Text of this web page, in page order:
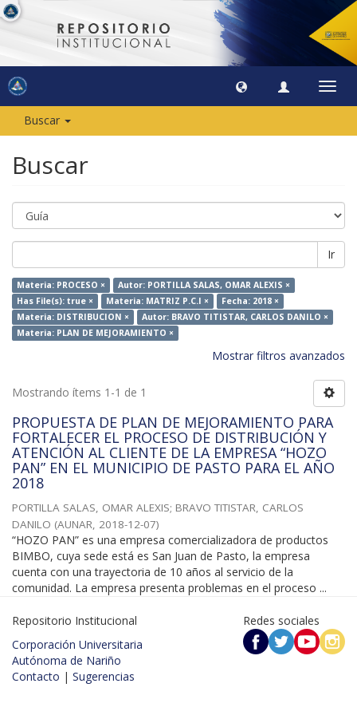
Buscar
Buscar
Ir
Materia: PROCESO ×
Autor: PORTILLA SALAS, OMAR ALEXIS ×
Has File(s): true ×
Materia: MATRIZ P.C.I ×
Fecha: 2018 ×
Materia: DISTRIBUCION ×
Autor: BRAVO TITISTAR, CARLOS DANILO ×
Materia: PLAN DE MEJORAMIENTO ×
Mostrar filtros avanzados
Mostrando ítems 1-1 de 1
PROPUESTA DE PLAN DE MEJORAMIENTO PARA
FORTALECER EL PROCESO DE DISTRIBUCIÓN Y
ATENCIÓN AL CLIENTE DE LA EMPRESA “HOZO
PAN” EN EL MUNICIPIO DE PASTO PARA EL AÑO
2018
PORTILLA SALAS, OMAR ALEXIS; BRAVO TITISTAR, CARLOS
DANILO (AUNAR, 2018-12-07)
“HOZO PAN” es una empresa comercializadora de productos
BIMBO, cuya sede está es San Juan de Pasto, la empresa
cuenta con una trayectoria de 10 años al servicio de la
comunidad. La empresa presenta problemas en el proceso ...
Repositorio Institucional
Corporación Universitaria
Autónoma de Nariño
Contacto | Sugerencias
Redes sociales